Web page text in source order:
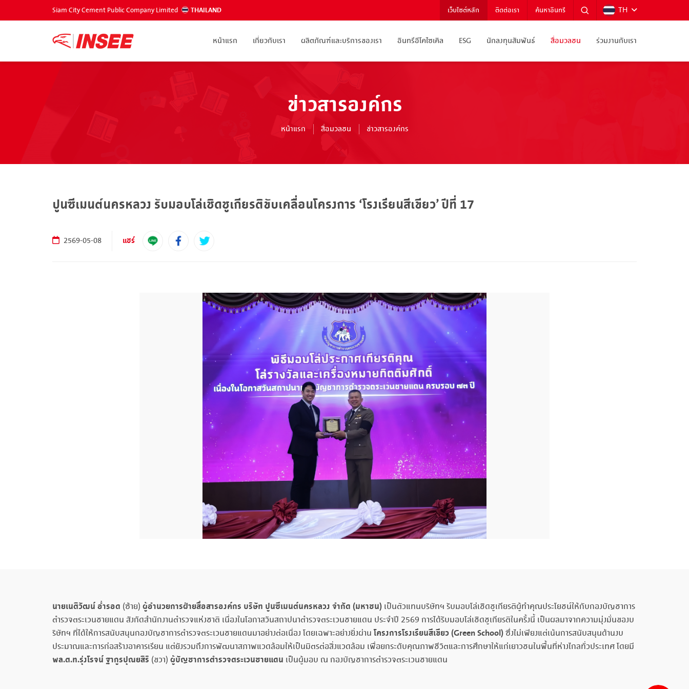
Siam City Cement Public Company Limited THAILAND เว็บไซต์หลัก ติดต่อเรา ค้นหาอินทรี TH
หน้าแรก เกี่ยวกับเรา ผลิตภัณฑ์และบริการของเรา อินทรีอีโคไซเคิล ESG นักลงทุนสัมพันธ์ สื่อมวลชน ร่วมงานกับเรา
ข่าวสารองค์กร
หน้าแรก สื่อมวลชน ข่าวสารองค์กร
ปูนซีเมนต์นครหลวง รับมอบโล่เชิดชูเกียรติขับเคลื่อนโครงการ ‘โรงเรียนสีเขียว’ ปีที่ 17
2569-05-08 แชร์
นายเนติวัฒน์ อ่ำรอด (ซ้าย) ผู้อำนวยการฝ่ายสื่อสารองค์กร บริษัท ปูนซีเมนต์นครหลวง จำกัด (มหาชน) เป็นตัวแทนบริษัทฯ รับมอบโล่เชิดชูเกียรติผู้ทำคุณประโยชน์ให้กับกองบัญชาการ
ตำรวจตระเวนชายแดน สังกัดสำนักงานตำรวจแห่งชาติ เนื่องในโอกาสวันสถาปนาตำรวจตระเวนชายแดน ประจำปี 2569 การได้รับมอบโล่เชิดชูเกียรติในครั้งนี้ เป็นผลมาจากความมุ่งมั่นของบ
ริษัทฯ ที่ได้ให้การสนับสนุนกองบัญชาการตำรวจตระเวนชายแดนมาอย่างต่อเนื่อง โดยเฉพาะอย่างยิ่งผ่านโครงการโรงเรียนสีเขียว (Green School)ซึ่งไม่เพียงแต่เน้นการสนับสนุนด้านงบ
ประมาณและการก่อสร้างอาคารเรียน แต่ยังรวมถึงการพัฒนาสภาพแวดล้อมให้เป็นมิตรต่อสิ่งแวดล้อม เพื่อยกระดับคุณภาพชีวิตและการศึกษาให้แก่เยาวชนในพื้นที่ห่างไกลทั่วประเทศ โดยมี
พล.ต.ท.รุ่งโรจน์ ฐากูรปุณยสิริ (ขวา) ผู้บัญชาการตำรวจตระเวนชายแดน เป็นผู้มอบ ณ กองบัญชาการตำรวจตระเวนชายแดน